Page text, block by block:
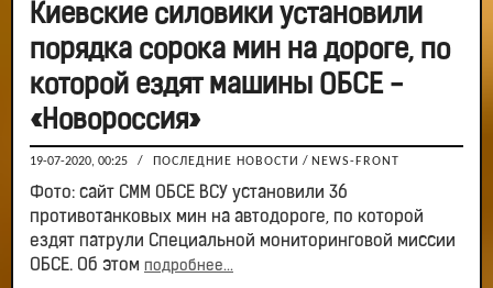
Киевские силовики установили
порядка сорока мин на дороге, по
которой ездят машины ОБСЕ -
«Новороссия»
19-07-2020, 00:25 / ПОСЛЕДНИЕ НОВОСТИ / NEWS-FRONT
Фото: сайт СММ ОБСЕ ВСУ установили 36
противотанковых мин на автодороге, по которой
ездят патрули Специальной мониторинговой миссии
ОБСЕ. Об этом подробнее...